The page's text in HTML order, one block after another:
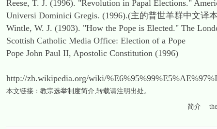
Reese, T. J. (1996). "Revolution in Papal Elections."
Universi Dominici Gregis. (1996).(主的普世羊群中文译
Wintle, W. J. (1903). "How the Pope is Elected." The
Scottish Catholic Media Office: Election of a Pope
Pope John Paul II, Apostolic Constitution (1996)
http://zh.wikipedia.org/wiki/
本文链接： 教宗选举制度简介,转载请注明出处。
简介 the